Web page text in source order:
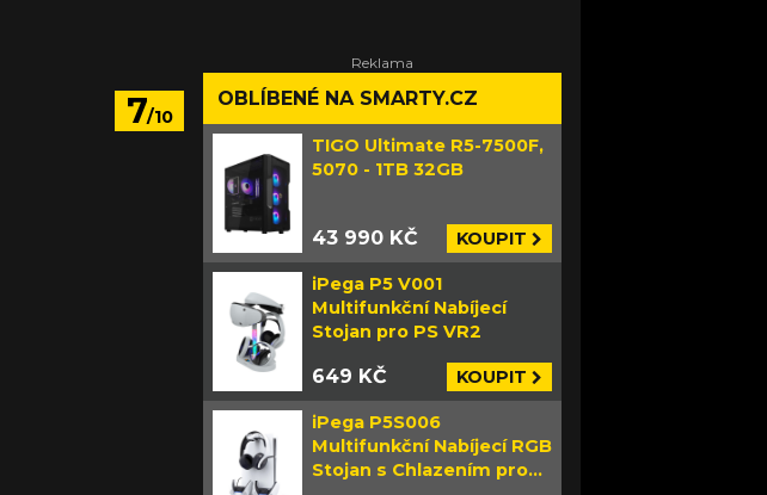
7/10
OBLÍBENÉ NA SMARTY.CZ
TIGO Ultimate R5-7500F,
5070 - 1TB 32GB
43 990 KČ KOUPIT
iPega P5 V001
Multifunkční Nabíjecí
Stojan pro PS VR2
649 KČ KOUPIT
iPega P5S006
Multifunkční Nabíjecí RGB
Stojan s Chlazením pro